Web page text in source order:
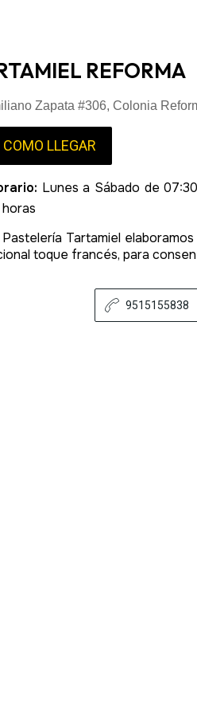
REFORMA
Zapata #306, Colonia
COMO LLEGAR
Lunes a Sábado de
horas
Pastelería Tartamiel
toque francés, para
9515155838